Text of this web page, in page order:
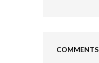
COMMENTS